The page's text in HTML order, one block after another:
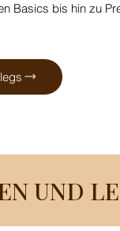
Basics bis hin zu
UND